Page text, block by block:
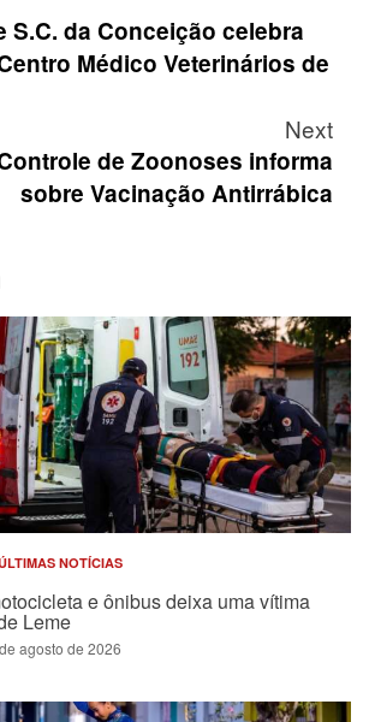
S.C. da Conceição celebra
Médico Veterinários de
Next
de Zoonoses informa
sobre Vacinação Antirrábica
NOTÍCIAS
e ônibus deixa uma vítima
Leme
agosto de 2026